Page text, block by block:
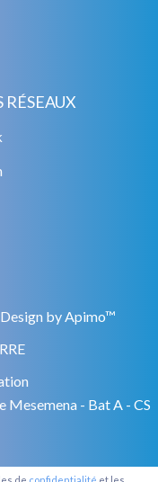
RÉSEAUX
Design byApimo™
- Bat A - CS